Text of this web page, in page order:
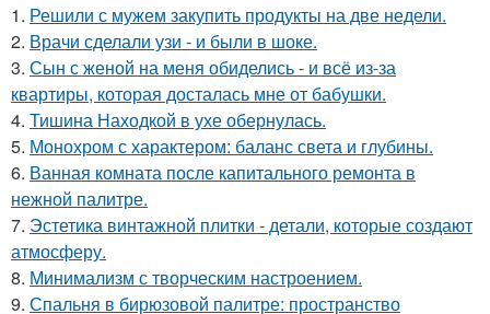
1. Решили с мужем закупить продукты на две недели.
2. Врачи сделали узи - и были в шоке.
3. Сын с женой на меня обиделись - и всё из-за
квартиры, которая досталась мне от бабушки.
4. Тишина Находкой в ухе обернулась.
5. Монохром с характером: баланс света и глубины.
6. Ванная комната после капитального ремонта в
нежной палитре.
7. Эстетика винтажной плитки - детали, которые создают
атмосферу.
8. Минимализм с творческим настроением.
9. Спальня в бирюзовой палитре: пространство